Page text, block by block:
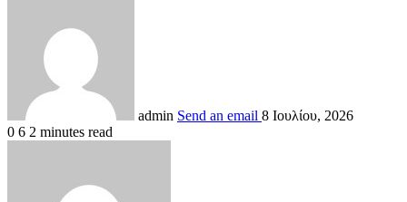
admin Send an email 8 Ιουλίου, 2026
0 6 2 minutes read